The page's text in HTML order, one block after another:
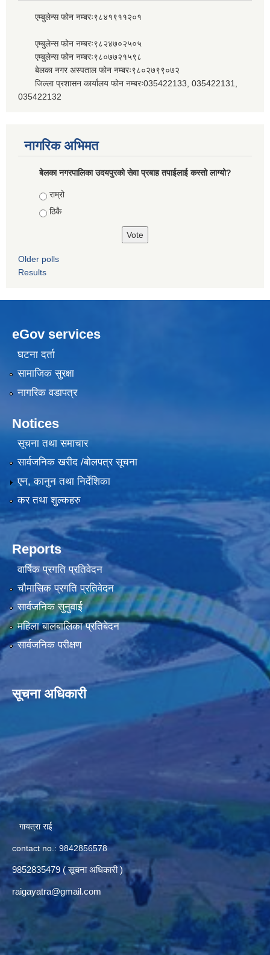
एम्बुलेन्स फोन नम्बरः९८४१९११२०१
एम्बुलेन्स फोन नम्बरः९८२४७०२५०५
एम्बुलेन्स फोन नम्बरः९८०७७२१५९८
बेलका नगर अस्पताल फोन नम्बरः९८०२७९९०७२
जिल्ला प्रशासन कार्यालय फोन नम्बरः035422133, 035422131,
035422132
नागरिक अभिमत
बेलका नगरपालिका उदयपुरको सेवा प्रबाह तपाईलाई कस्तो लाग्यो?
Choices
राम्रो
ठिकै
Older polls
Results
eGov services
घटना दर्ता
सामाजिक सुरक्षा
नागरिक वडापत्र
Notices
सूचना तथा समाचार
सार्वजनिक खरीद /बोलपत्र सूचना
एन, कानुन तथा निर्देशिका
कर तथा शुल्कहरु
Reports
वार्षिक प्रगति प्रतिवेदन
चौमासिक प्रगति प्रतिवेदन
सार्वजनिक सुनुवाई
महिला बालबालिका प्रतिबेदन
सार्वजनिक परीक्षण
सूचना अधिकारी
गायत्रा राई
contact no.: 9842856578
9852835479 ( सूचना अधिकारी )
raigayatra@gmail.com